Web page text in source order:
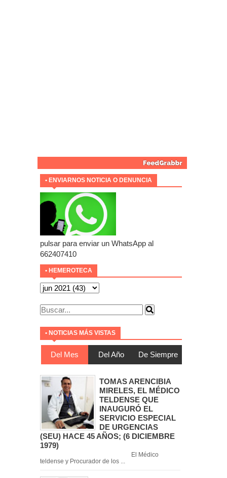
• ENVIARNOS NOTICIA O DENUNCIA
pulsar para enviar un WhatsApp al
662407410
• HEMEROTECA
• NOTICIAS MÁS VISTAS
Del Mes Del Año De Siempre
TOMAS ARENCIBIA
MIRELES, EL MÉDICO
TELDENSE QUE
INAUGURÓ EL
SERVICIO ESPECIAL
DE URGENCIAS
(SEU) HACE 45 AÑOS; (6 DICIEMBRE
1979)
El Médico
teldense y Procurador de los ...